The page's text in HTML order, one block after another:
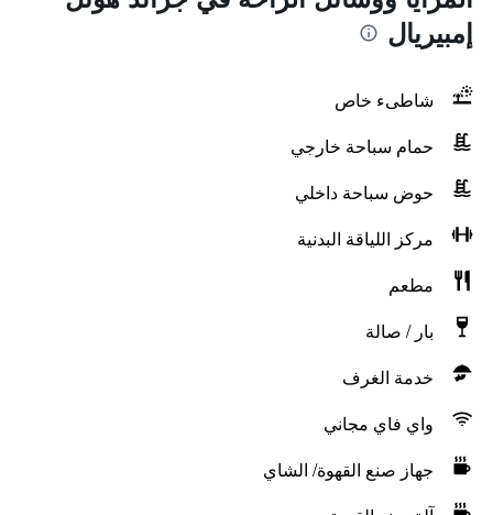
إمبيريال
شاطىء خاص
حمام سباحة خارجي
حوض سباحة داخلي
مركز اللياقة البدنية
مطعم
بار / صالة
خدمة الغرف
واي فاي مجاني
جهاز صنع القهوة/ الشاي